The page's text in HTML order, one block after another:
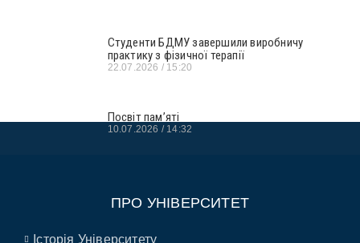
Студенти БДМУ завершили виробничу
практику з фізичної терапії
22.07.2026 15:20
Посвіт пам’яті
10.07.2026 14:32
ПРО УНІВЕРСИТЕТ
Історія Університету